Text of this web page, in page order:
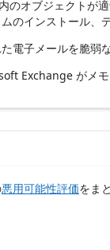
オブジェクトが
のインストール
電子メールを脆
Exchange がメ
悪用可能性評価をま